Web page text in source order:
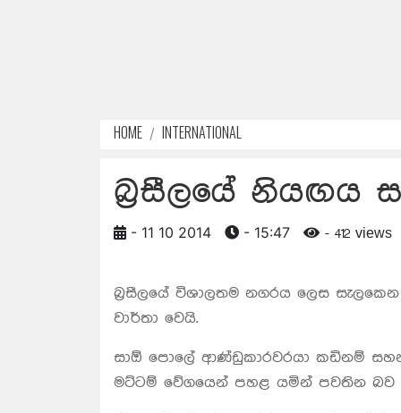
HOME INTERNATIONAL
බ්‍රසීලයේ නියඟය
- 11 10 2014 - 15:47 - 412 views
බ්‍රසීලයේ විශාලතම නගරය ලෙස
වාර්තා වෙයි.
සාඕ පොලේ ආණ්ඩුකාරවරයා කඩිනම්
මට්ටම් වේගයෙන් පහළ යමින් පවතින බව